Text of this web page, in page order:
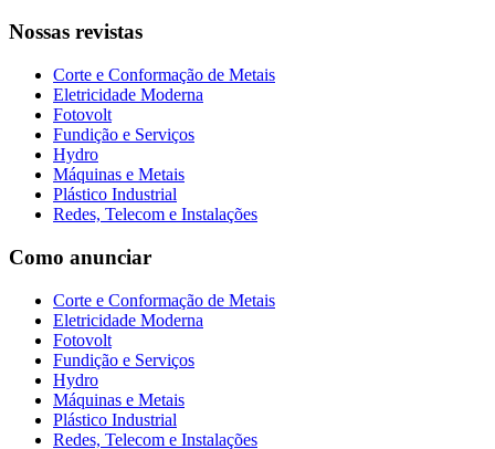
Nossas revistas
Corte e Conformação de Metais
Eletricidade Moderna
Fotovolt
Fundição e Serviços
Hydro
Máquinas e Metais
Plástico Industrial
Redes, Telecom e Instalações
Como anunciar
Corte e Conformação de Metais
Eletricidade Moderna
Fotovolt
Fundição e Serviços
Hydro
Máquinas e Metais
Plástico Industrial
Redes, Telecom e Instalações